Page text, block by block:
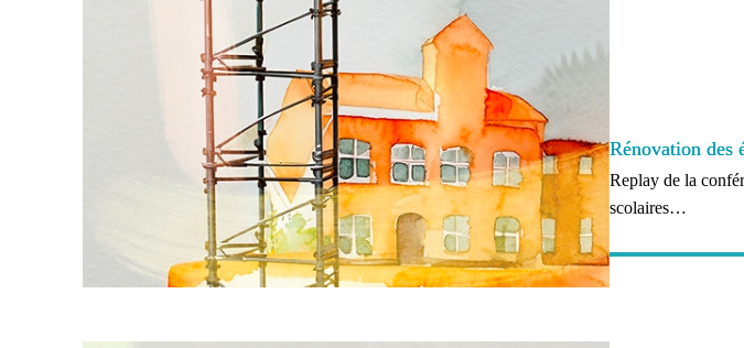
Rénovation des
Replay de la
scolaires…